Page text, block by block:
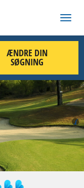
ÆNDRE DIN
SØGNING